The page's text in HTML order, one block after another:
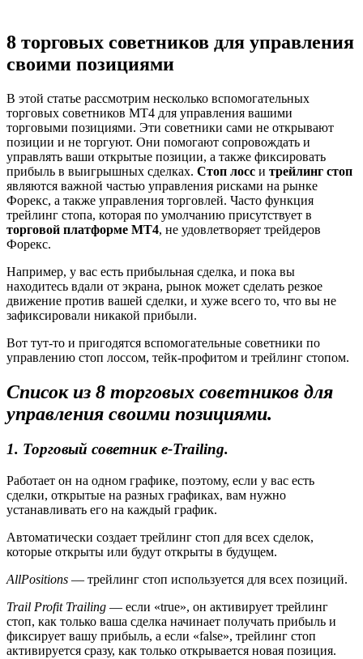
8 торговых советников для управления
своими позициями
В этой статье рассмотрим несколько вспомогательных
торговых советников МТ4 для управления вашими
торговыми позициями. Эти советники сами не открывают
позиции и не торгуют. Они помогают сопровождать и
управлять ваши открытые позиции, а также фиксировать
прибыль в выигрышных сделках. Стоп лосс и трейлинг стоп
являются важной частью управления рисками на рынке
Форекс, а также управления торговлей. Часто функция
трейлинг стопа, которая по умолчанию присутствует в
торговой платформе MT4, не удовлетворяет трейдеров
Форекс.
Например, у вас есть прибыльная сделка, и пока вы
находитесь вдали от экрана, рынок может сделать резкое
движение против вашей сделки, и хуже всего то, что вы не
зафиксировали никакой прибыли.
Вот тут-то и пригодятся вспомогательные советники по
управлению стоп лоссом, тейк-профитом и трейлинг стопом.
Список из 8 торговых советников для
управления своими позициями.
1. Торговый советник e-Trailing.
Работает он на одном графике, поэтому, если у вас есть
сделки, открытые на разных графиках, вам нужно
устанавливать его на каждый график.
Автоматически создает трейлинг стоп для всех сделок,
которые открыты или будут открыты в будущем.
AllPositions — трейлинг стоп используется для всех позиций.
Trail Profit Trailing — если «true», он активирует трейлинг
стоп, как только ваша сделка начинает получать прибыль и
фиксирует вашу прибыль, а если «false», трейлинг стоп
активируется сразу, как только открывается новая позиция.